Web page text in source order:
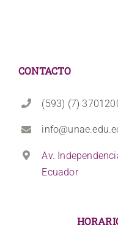
CONTACTO
(593) (7)
Av.
Ecuador